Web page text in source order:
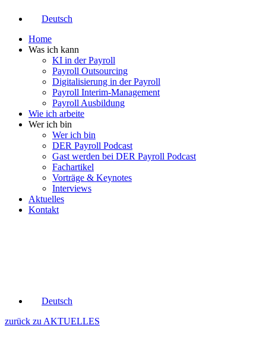
Deutsch
Home
Was ich kann
KI in der Payroll
Payroll Outsourcing
Digitalisierung in der Payroll
Payroll Interim-Management
Payroll Ausbildung
Wie ich arbeite
Wer ich bin
Wer ich bin
DER Payroll Podcast
Gast werden bei DER Payroll Podcast
Fachartikel
Vorträge & Keynotes
Interviews
Aktuelles
Kontakt
Deutsch
zurück zu AKTUELLES